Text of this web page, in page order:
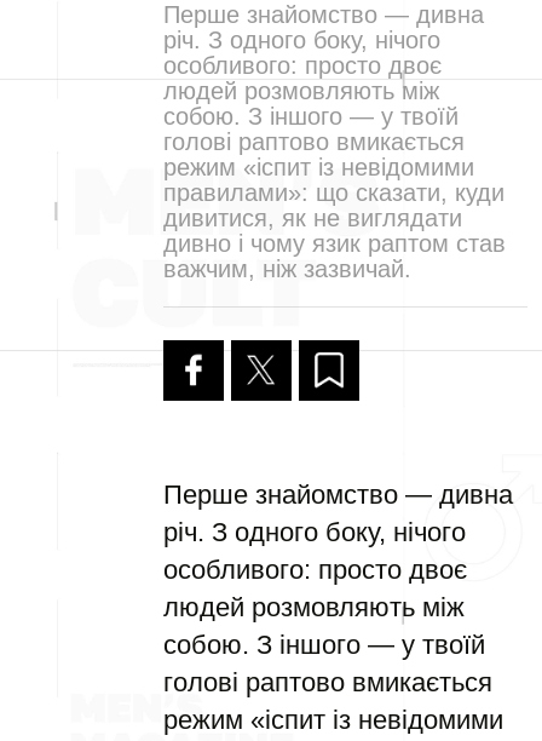
Перше знайомство — дивна
річ. З одного боку, нічого
особливого: просто двоє
людей розмовляють між
собою. З іншого — у твоїй
голові раптово вмикається
режим «іспит із невідомими
правилами»: що сказати, куди
дивитися, як не виглядати
дивно і чому язик раптом став
важчим, ніж зазвичай.
Перше знайомство — дивна
річ. З одного боку, нічого
особливого: просто двоє
людей розмовляють між
собою. З іншого — у твоїй
голові раптово вмикається
режим «іспит із невідомими